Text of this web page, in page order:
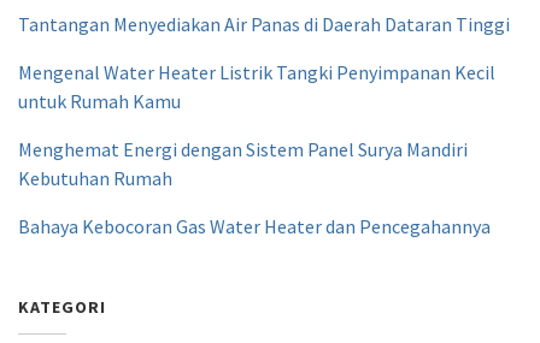
Tantangan Menyediakan Air Panas di Daerah Dataran Tinggi
Mengenal Water Heater Listrik Tangki Penyimpanan Kecil
untuk Rumah Kamu
Menghemat Energi dengan Sistem Panel Surya Mandiri
Kebutuhan Rumah
Bahaya Kebocoran Gas Water Heater dan Pencegahannya
KATEGORI